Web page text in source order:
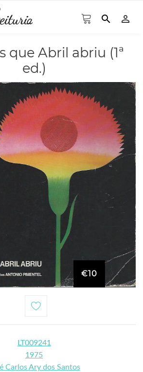
search person_outline
que Abril abriu (1ª
ed.)
€10
LT009241
1975
Carlos Ary dos Santos